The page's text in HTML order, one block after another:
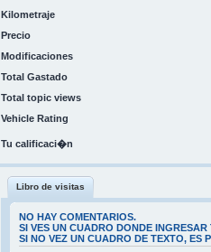
Kilometraje
Precio
Modificaciones
Total Gastado
Total topic views
Vehicle Rating
Tu calificaci�n
Libro de visitas
NO HAY COMENTARIOS.
SI VES UN CUADRO DONDE
SI NO VEZ UN CUADRO DE TEXTO, ES